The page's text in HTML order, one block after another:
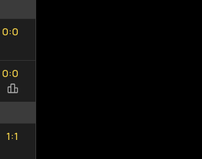
0
0:
0
0
0:0
1
1:
1
1